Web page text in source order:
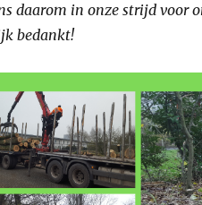
daarom in onze strijd voor
bedankt!